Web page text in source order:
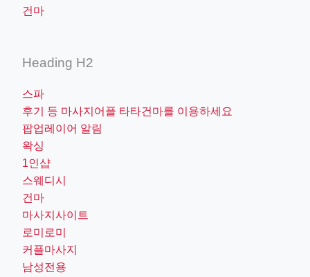
건마
Heading H2
스파
후기 등 마사지어플 타타건마를 이용하세요
팝업레이어 알림
왁싱
1인샵
스웨디시
건마
마사지사이트
로미로미
커플마사지
남성전용